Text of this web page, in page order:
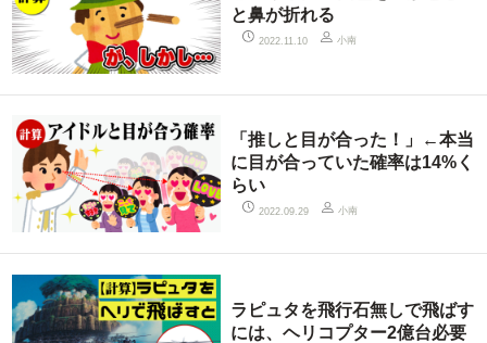
と鼻が折れる
2022.11.10 小南
「推しと目が合った！」←本当
に目が合っていた確率は14%く
らい
2022.09.29 小南
ラピュタを飛行石無しで飛ばす
には、ヘリコプター2億台必要